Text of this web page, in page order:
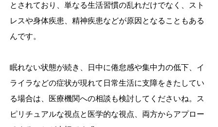
とされており、単なる生活習慣の乱れだけでなく、スト
レスや身体疾患、精神疾患などが原因となることもある
んです。
眠れない状態が続き、日中に倦怠感や集中力の低下、イ
ライラなどの症状が現れて日常生活に支障をきたしてい
る場合は、医療機関への相談も検討してくださいね。ス
ピリチュアルな視点と医学的な視点、両方からアプロー